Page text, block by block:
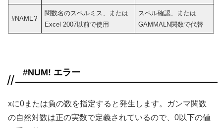
#NAME?
関数名のスペルミス、または
Excel 2007以前で使用
スペル確認、または
GAMMALN関数で代替
#NUM! エラー
xに0または負の数を指定すると発生します。ガンマ関数
の自然対数は正の実数で定義されているので、0以下の値